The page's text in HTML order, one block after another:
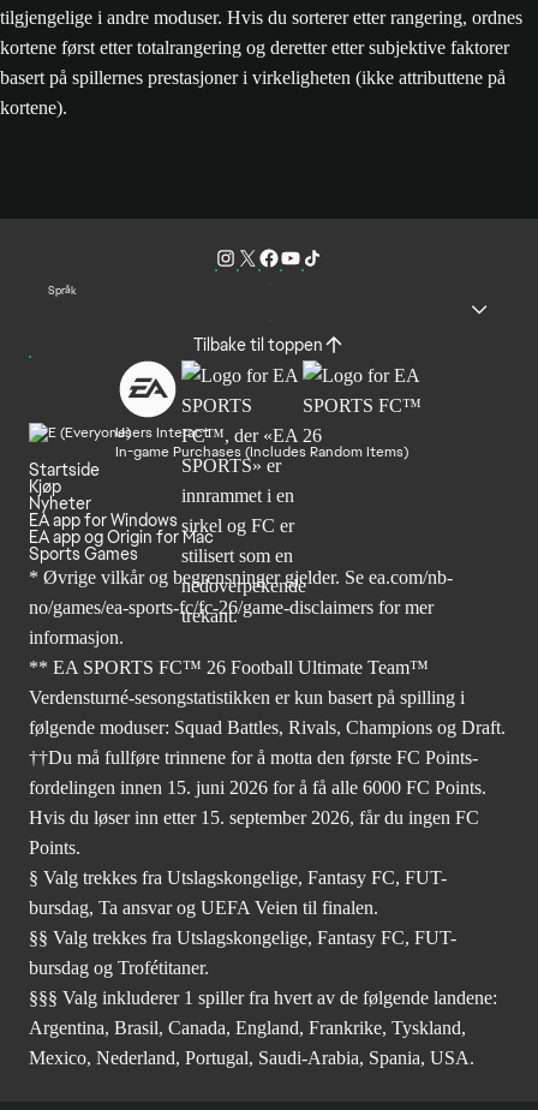
tilgjengelige i andre moduser. Hvis du sorterer etter rangering, ordnes
kortene først etter totalrangering og deretter etter subjektive faktorer
basert på spillernes prestasjoner i virkeligheten (ikke attributtene på
kortene).
Språk
Tilbake til toppen
Users Interact
In-game Purchases (Includes Random Items)
Startside
Kjøp
Nyheter
EA app for Windows
EA app og Origin for Mac
Sports Games
* Øvrige vilkår og begrensninger gjelder. Se ea.com/nb-
no/games/ea-sports-fc/fc-26/game-disclaimers for mer
informasjon.
** EA SPORTS FC™ 26 Football Ultimate Team™
Verdensturné-sesongstatistikken er kun basert på spilling i
følgende moduser: Squad Battles, Rivals, Champions og Draft.
††Du må fullføre trinnene for å motta den første FC Points-
fordelingen innen 15. juni 2026 for å få alle 6000 FC Points.
Hvis du løser inn etter 15. september 2026, får du ingen FC
Points.
§ Valg trekkes fra Utslagskongelige, Fantasy FC, FUT-
bursdag, Ta ansvar og UEFA Veien til finalen.
§§ Valg trekkes fra Utslagskongelige, Fantasy FC, FUT-
bursdag og Trofétitaner.
§§§ Valg inkluderer 1 spiller fra hvert av de følgende landene:
Argentina, Brasil, Canada, England, Frankrike, Tyskland,
Mexico, Nederland, Portugal, Saudi-Arabia, Spania, USA.